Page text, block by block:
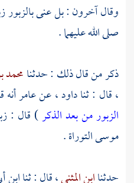
وقال آخرون : بل عنى بالزبور
صلى الله عليهما .
ذكر من قال ذلك : حدثنامحمد
، قال : ثناداود، عنعامر
الزبور من بعد الذكر) قال :
موسىالتوراة .
حدثناابن المثنى، قال : ثناابن